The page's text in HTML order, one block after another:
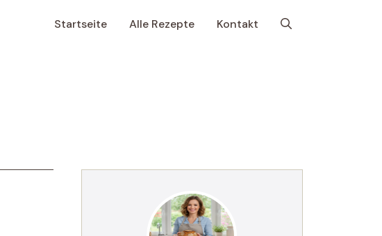
Startseite Alle Rezepte Kontakt